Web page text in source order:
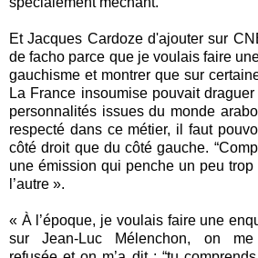
Et Jacques Cardoze d'ajouter sur
de facho parce que je voulais faire
gauchisme et montrer que sur
La France insoumise pouvait
personnalités issues du monde
respecté dans ce métier, il faut
côté droit que du côté gauche.
une émission qui penche un peu trop
l’autre ».
« À l’époque, je voulais faire une
sur Jean-Luc Mélenchon, on me